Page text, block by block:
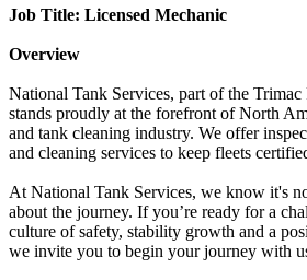
Job Title: Licensed Mechanic
Overview
National Tank Services, part of the
stands proudly at the forefront of North
and tank cleaning industry. We offer
and cleaning services to keep fleets
At National Tank Services, we know it's
about the journey. If you’re ready for a
culture of safety, stability growth and a
we invite you to begin your journey with